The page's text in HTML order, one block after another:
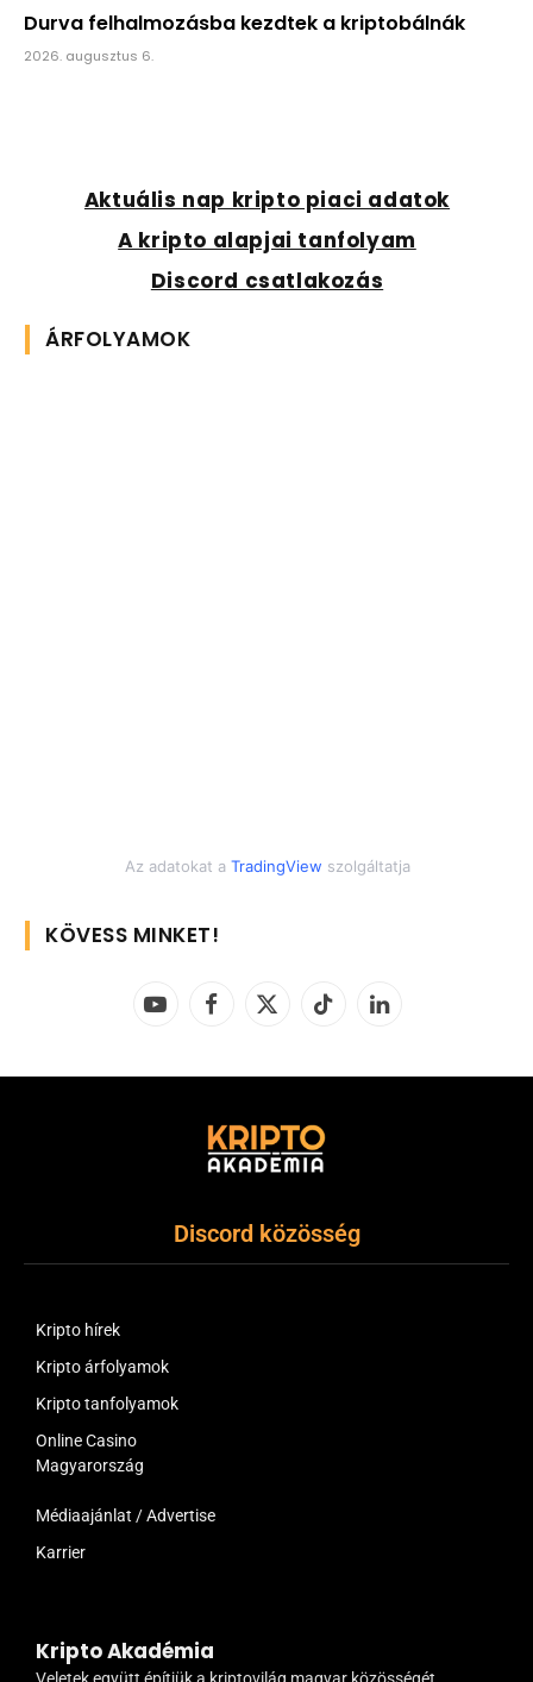
Durva felhalmozásba kezdtek a kriptobálnák
2026. augusztus 6.
Aktuális nap kripto piaci adatok
A kripto alapjai tanfolyam
Discord csatlakozás
ÁRFOLYAMOK
Az adatokat a TradingView szolgáltatja
KÖVESS MINKET!
YouTubeFacebook
X
TikTok LinkedIn
Discord közösség
Kripto hírek
Kripto árfolyamok
Kripto tanfolyamok
Online Casino
Magyarország
Médiaajánlat / Advertise
Karrier
Kripto Akadémia
Veletek együtt építjük a kriptovilág magyar közösségét.